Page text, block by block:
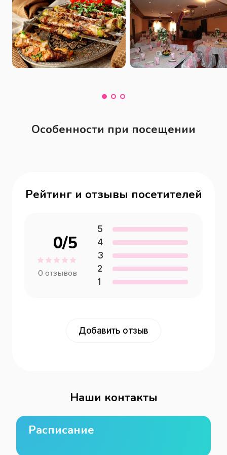
Особенности при посещении
Рейтинг и отзывы посетителей
0/5
0 отзывов
5
4
3
2
1
Добавить отзыв
Наши контакты
Расписание